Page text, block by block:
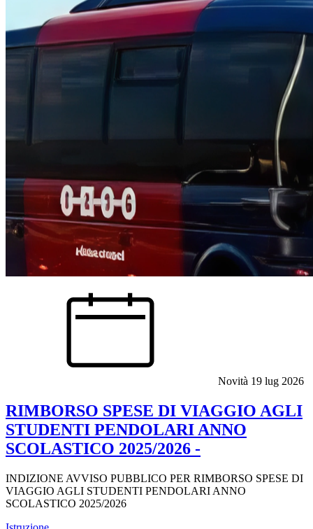
Novità 19 lug 2026
RIMBORSO SPESE DI VIAGGIO AGLI
STUDENTI PENDOLARI ANNO
SCOLASTICO 2025/2026 -
INDIZIONE AVVISO PUBBLICO PER RIMBORSO SPESE DI
VIAGGIO AGLI STUDENTI PENDOLARI ANNO
SCOLASTICO 2025/2026